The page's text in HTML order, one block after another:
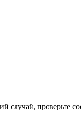
случай, проверьте